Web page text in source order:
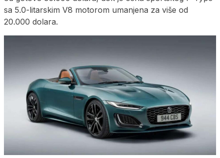
sa 5.0-litarskim V8 motorom umanjena za više od
20.000 dolara.